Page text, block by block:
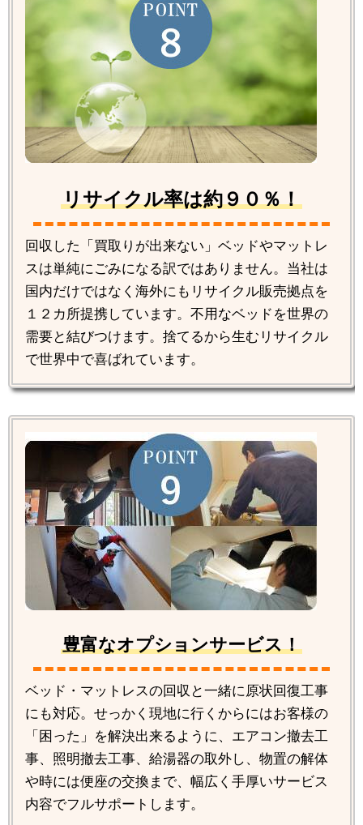
リサイクル率は約９０％！
回収した「買取りが出来ない」ベッドやマットレ
スは単純にごみになる訳ではありません。当社は
国内だけではなく海外にもリサイクル販売拠点を
１２カ所提携しています。不用なベッドを世界の
需要と結びつけます。捨てるから生むリサイクル
で世界中で喜ばれています。
豊富なオプションサービス！
ベッド・マットレスの回収と一緒に原状回復工事
にも対応。せっかく現地に行くからにはお客様の
「困った」を解決出来るように、エアコン撤去工
事、照明撤去工事、給湯器の取外し、物置の解体
や時には便座の交換まで、幅広く手厚いサービス
内容でフルサポートします。